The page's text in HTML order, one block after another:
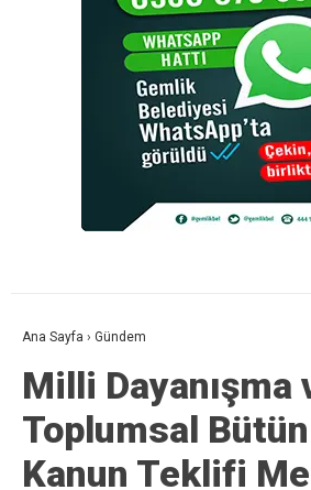
Ana Sayfa › Gündem
Milli Dayanışma
Toplumsal
Kanun Teklifi